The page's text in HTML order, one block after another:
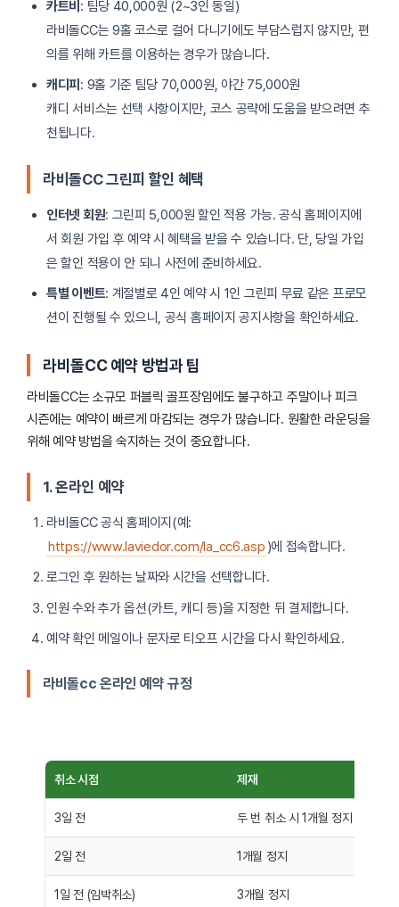
카트비 : 팀당 40,000원 (2~3인 동일)
라비돌CC는 9홀 코스로 걸어 다니기에도 부담스럽지 않지만, 편
의를 위해 카트를 이용하는 경우가 많습니다.
캐디피 : 9홀 기준 팀당 70,000원, 야간 75,000원
캐디 서비스는 선택 사항이지만, 코스 공략에 도움을 받으려면 추
천됩니다.
라비돌CC 그린피 할인 혜택
인터넷 회원: 그린피 5,000원 할인 적용 가능. 공식 홈페이지에
서 회원 가입 후 예약 시 혜택을 받을 수 있습니다. 단, 당일 가입
은 할인 적용이 안 되니 사전에 준비하세요.
특별 이벤트: 계절별로 4인 예약 시 1인 그린피 무료 같은 프로모
션이 진행될 수 있으니, 공식 홈페이지 공지사항을 확인하세요.
라비돌CC 예약 방법과 팁
라비돌CC는 소규모 퍼블릭 골프장임에도 불구하고 주말이나 피크
시즌에는 예약이 빠르게 마감되는 경우가 많습니다. 원활한 라운딩을
위해 예약 방법을 숙지하는 것이 중요합니다.
1. 온라인 예약
라비돌CC 공식 홈페이지(예:
https://www.laviedor.com/la_cc6.asp )에 접속합니다.
로그인 후 원하는 날짜와 시간을 선택합니다.
인원 수와 추가 옵션(카트, 캐디 등)을 지정한 뒤 결제합니다.
예약 확인 메일이나 문자로 티오프 시간을 다시 확인하세요.
라비돌cc 온라인 예약 규정
취소 시점 제재
3일 전 두 번 취소 시 1개월 정지
2일 전 1개월 정지
1일 전 (임박취소) 3개월 정지